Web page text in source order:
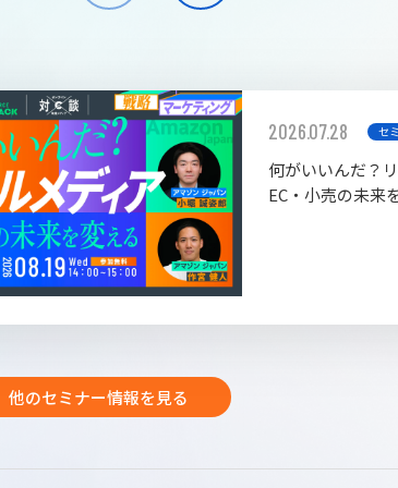
2026.07.28 セ
何がいいんだ？
EC・小売の未来
他のセミナー情報を見る